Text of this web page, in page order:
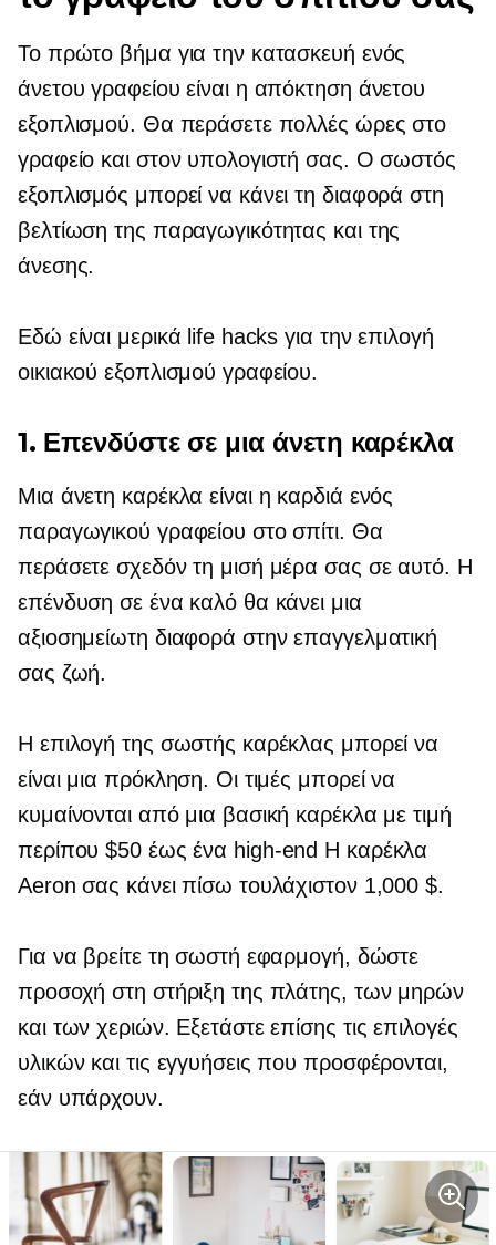
Το πρώτο βήμα για την κατασκευή ενός
άνετου γραφείου είναι η απόκτηση άνετου
εξοπλισμού. Θα περάσετε πολλές ώρες στο
γραφείο και στον υπολογιστή σας. Ο σωστός
εξοπλισμός μπορεί να κάνει τη διαφορά στη
βελτίωση της παραγωγικότητας και της
άνεσης.
Εδώ είναι μερικά life hacks για την επιλογή
οικιακού εξοπλισμού γραφείου.
1. Επενδύστε σε μια άνετη καρέκλα
Μια άνετη καρέκλα είναι η καρδιά ενός
παραγωγικού γραφείου στο σπίτι. Θα
περάσετε σχεδόν τη μισή μέρα σας σε αυτό. Η
επένδυση σε ένα καλό θα κάνει μια
αξιοσημείωτη διαφορά στην επαγγελματική
σας ζωή.
Η επιλογή της σωστής καρέκλας μπορεί να
είναι μια πρόκληση. Οι τιμές μπορεί να
κυμαίνονται από μια βασική καρέκλα με τιμή
περίπου $50 έως ένα high-end Η καρέκλα
Aeron σας κάνει πίσω τουλάχιστον 1,000 $.
Για να βρείτε τη σωστή εφαρμογή, δώστε
προσοχή στη στήριξη της πλάτης, των μηρών
και των χεριών. Εξετάστε επίσης τις επιλογές
υλικών και τις εγγυήσεις που προσφέρονται,
εάν υπάρχουν.